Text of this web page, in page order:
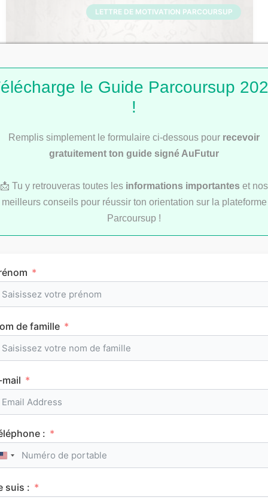
LETTRE DE MOTIVATION PARCOURSUP
Lettres de motivation Parcoursup : 101
modèles pour t’inspirer
LYCÉE
L’emploi du temps en première (cours et
horaires)
le Guide Parcoursup
!
Remplis simplement le formulaire ci-dessous pour recevoir
gratuitement ton guide signé AuFutur
📩 Tu y retrouveras toutes les informations importantes et nos
meilleurs conseils pour réussir ton orientation sur la plateforme
Parcoursup !
de famille
:
United States +1
suis :